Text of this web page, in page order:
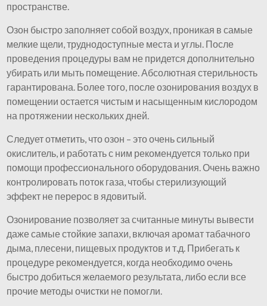
пространстве.
Озон быстро заполняет собой воздух, проникая в самые
мелкие щели, труднодоступные места и углы. После
проведения процедуры вам не придется дополнительно
убирать или мыть помещение. Абсолютная стерильность
гарантирована. Более того, после озонирования воздух в
помещении остается чистым и насыщенным кислородом
на протяжении нескольких дней.
Следует отметить, что озон – это очень сильный
окислитель, и работать с ним рекомендуется только при
помощи профессионального оборудования. Очень важно
контролировать поток газа, чтобы стерилизующий
эффект не перерос в ядовитый.
Озонирование позволяет за считанные минуты вывести
даже самые стойкие запахи, включая аромат табачного
дыма, плесени, пищевых продуктов и т.д. Прибегать к
процедуре рекомендуется, когда необходимо очень
быстро добиться желаемого результата, либо если все
прочие методы очистки не помогли.